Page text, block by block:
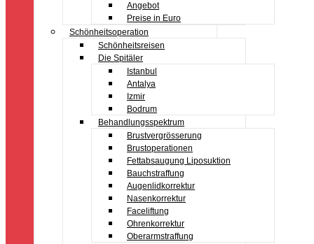
Angebot
Preise in Euro
Schönheitsoperation
Schönheitsreisen
Die Spitäler
Istanbul
Antalya
Izmir
Bodrum
Behandlungsspektrum
Brustvergrösserung
Brustoperationen
Fettabsaugung Liposuktion
Bauchstraffung
Augenlidkorrektur
Nasenkorrektur
Faceliftung
Ohrenkorrektur
Oberarmstraffung